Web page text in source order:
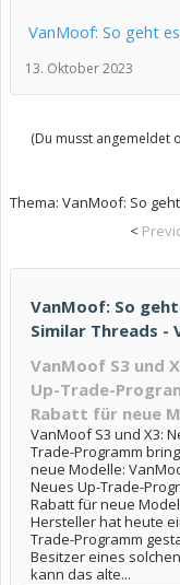
VanMoof: So geht
13. Oktober 2023
(Du musst angemeldet
Thema: VanMoof: So
<
VanMoof: So
Similar Threads -
VanMoof S3 und
Up-Trade-
Rabatt für neue
VanMoof S3 und X3:
Trade-Programm
neue Modelle:
Neues Up-Trade-
Rabatt für neue
Hersteller hat heute
Trade-Programm
Besitzer eines
kann das alte...